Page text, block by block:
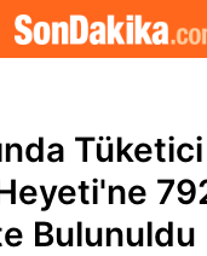
Bulunuldu